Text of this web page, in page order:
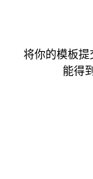
将你的模板
能得